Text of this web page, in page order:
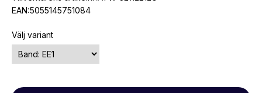
EAN:5055145751084
Välj variant